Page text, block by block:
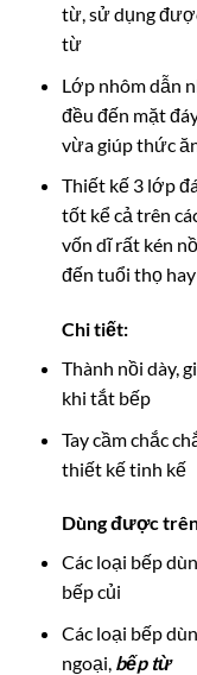
từ, sử dụng
từ
Lớp nhôm dẫn
đều đến mặt
vừa giúp thức
Thiết kế 3 lớp
tốt kể cả trên
vốn dĩ rất kén
đến tuổi thọ
Chi tiết:
Thành nồi dày,
khi tắt bếp
Tay cầm chắc
thiết kế tinh kế
Dùng được
Các loại bếp
bếp củi
Các loại bếp
ngoại, bếp từ